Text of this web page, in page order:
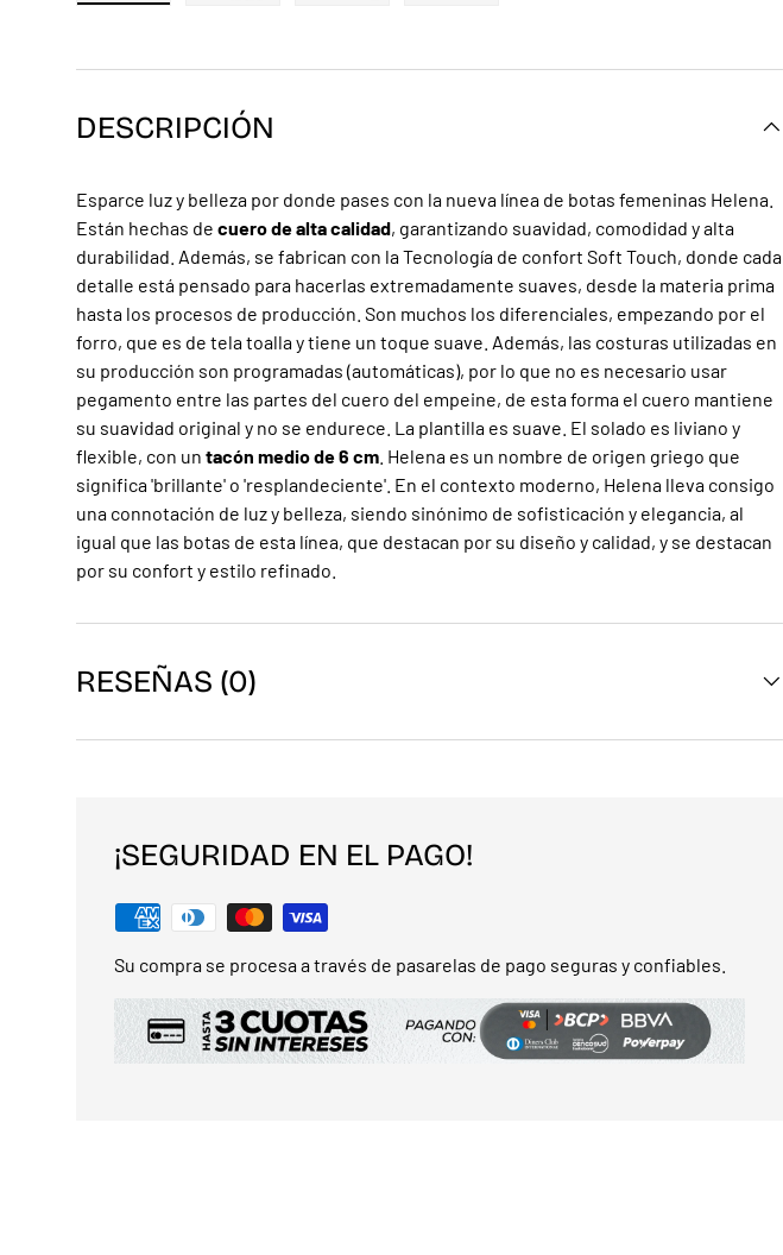
DESCRIPCIÓN
Esparce luz y belleza por donde pases con la nueva línea de botas femeninas Helena.
Están hechas de cuero de alta calidad, garantizando suavidad, comodidad y alta
durabilidad. Además, se fabrican con la Tecnología de confort Soft Touch, donde cada
detalle está pensado para hacerlas extremadamente suaves, desde la materia prima
hasta los procesos de producción. Son muchos los diferenciales, empezando por el
forro, que es de tela toalla y tiene un toque suave. Además, las costuras utilizadas en
su producción son programadas (automáticas), por lo que no es necesario usar
pegamento entre las partes del cuero del empeine, de esta forma el cuero mantiene
su suavidad original y no se endurece. La plantilla es suave. El solado es liviano y
flexible, con un tacón medio de 6 cm . Helena es un nombre de origen griego que
significa 'brillante' o 'resplandeciente'. En el contexto moderno, Helena lleva consigo
una connotación de luz y belleza, siendo sinónimo de sofisticación y elegancia, al
igual que las botas de esta línea, que destacan por su diseño y calidad, y se destacan
por su confort y estilo refinado.
RESEÑAS (0)
¡SEGURIDAD EN EL PAGO!
Su compra se procesa a través de pasarelas de pago seguras y confiables.